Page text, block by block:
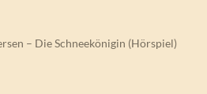
– Die Schneekönigin (Hörspiel)